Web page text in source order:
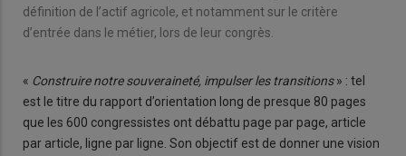
définition de l’actif agricole, et notamment sur le critère
d’entrée dans le métier, lors de leur congrès.
« Construire notre souveraineté, impulser les transitions» : tel
est le titre du rapport d’orientation long de presque 80 pages
que les 600 congressistes ont débattu page par page, article
par article, ligne par ligne. Son objectif est de donner une vision